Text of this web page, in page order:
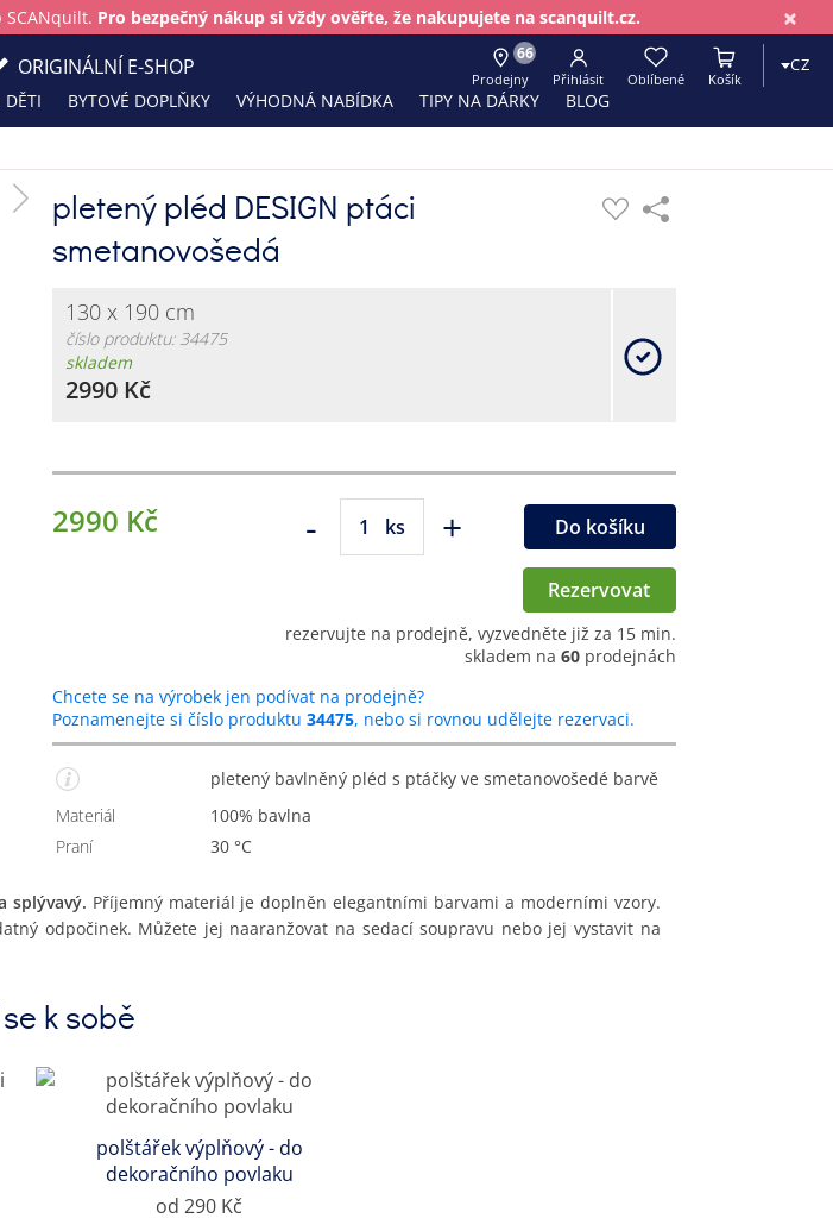
×
Pro bezpečný nákup si vždy ověřte, že nakupujete na scanquilt.cz.
DĚTI BYTOVÉ DOPLŇKY VÝHODNÁ NABÍDKA TIPY NA DÁRKY BLOG
66
Prodejny Přihlásit Oblíbené Košík
CZ
ORIGINÁLNÍ E-SHOP
pletený pléd DESIGN ptáci
smetanovošedá
130 x 190 cm
číslo produktu: 34475
skladem
2990 Kč
2990 Kč - ks + Do košíku
Rezervovat
rezervujte na prodejně, vyzvedněte již za 15 min.
skladem na 60 prodejnách
Chcete se na výrobek jen podívat na prodejně?
Poznamenejte si číslo produktu 34475, nebo si rovnou udělejte rezervaci.
pletený bavlněný pléd s ptáčky ve smetanovošedé barvě
Materiál
100% bavlna
Praní
30 °C
splývavý. Příjemný materiál je doplněn elegantními barvami a moderními vzory.
odpočinek. Můžete jej naaranžovat na sedací soupravu nebo jej vystavit na
k sobě
polštářek výplňový - do
dekoračního povlaku
od 290 Kč